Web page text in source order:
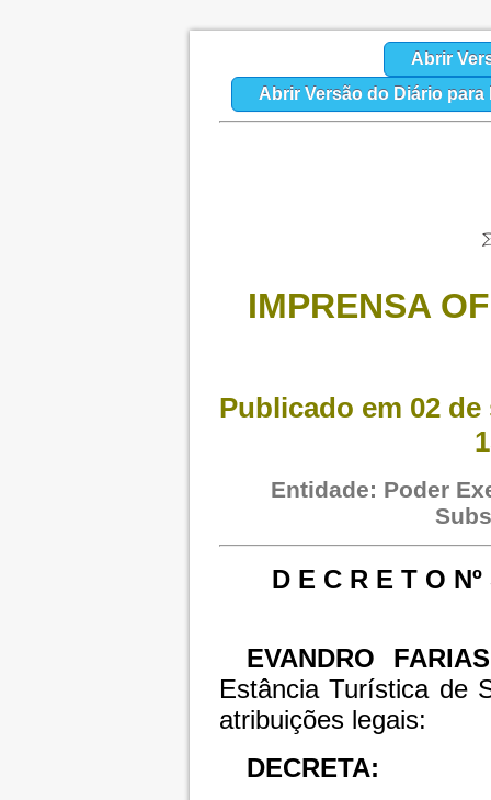
Abrir
Abrir Versão do Diário para
IMPRENSA
Publicado em 02 de
Entidade: Poder
D E C R E T O
EVANDRO
Estância Turística de
atribuições legais:
DECRETA: